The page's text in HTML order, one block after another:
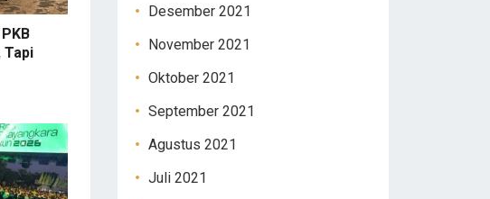
Tapi
Desember 2021
November 2021
Oktober 2021
September 2021
Agustus 2021
Juli 2021